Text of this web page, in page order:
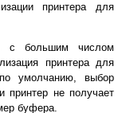
принтера для
с большим числом
принтера для
умолчанию, выбор
принтер не получает
буфера.